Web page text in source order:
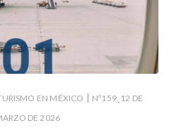
EN MÉXICO | Nº159_12 DE
DE 2026